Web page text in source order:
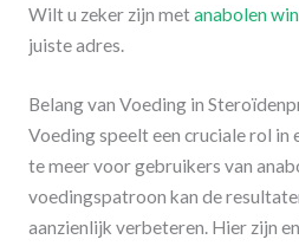
Wilt u zeker zijn metanabolen
juiste adres.
Belang van Voeding in
Voeding speelt een cruciale rol in
te meer voor gebruikers van
voedingspatroon kan de
aanzienlijk verbeteren. Hier zijn